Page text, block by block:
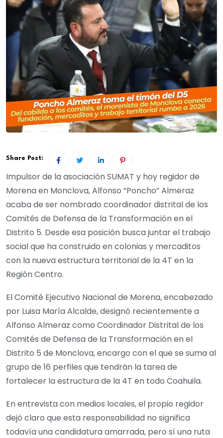
Share Post:
Impulsor de la asociación SUMAT y hoy regidor de
Morena en Monclova, Alfonso “Poncho” Almeraz
acaba de ser nombrado coordinador distrital de los
Comités de Defensa de la Transformación en el
Distrito 5. Desde esa posición busca juntar el trabajo
social que ha construido en colonias y mercaditos
con la nueva estructura territorial de la 4T en la
Región Centro.
El Comité Ejecutivo Nacional de Morena, encabezado
por Luisa María Alcalde, designó recientemente a
Alfonso Almeraz como Coordinador Distrital de los
Comités de Defensa de la Transformación en el
Distrito 5 de Monclova, encargo con el que se suma al
grupo de 16 perfiles que tendrán la tarea de
fortalecer la estructura de la 4T en todo Coahuila.
En entrevista con medios locales, el propio regidor
dejó claro que esta responsabilidad no significa
todavía una candidatura amarrada, pero sí una ruta